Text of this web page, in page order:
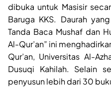
dibuka untuk Masisir
Baruga KKS. Daurah
Tanda Baca Mushaf dan
Al-Qur’an” ini
Qur’an, Universitas Al-
Dusuqi Kahilah. Selain
penyusun lebih dari 30